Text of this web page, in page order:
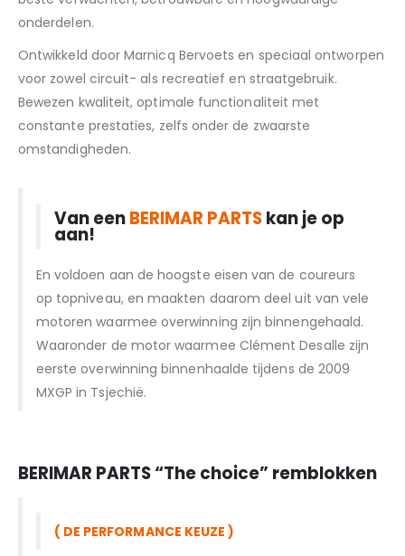
onderdelen.
Ontwikkeld door Marnicq Bervoets en speciaal ontworpen
voor zowel circuit- als recreatief en straatgebruik.
Bewezen kwaliteit, optimale functionaliteit met
constante prestaties, zelfs onder de zwaarste
omstandigheden.
Van een BERIMAR PARTSkan je op
aan!
En voldoen aan de hoogste eisen van de coureurs
op topniveau, en maakten daarom deel uit van vele
motoren waarmee overwinning zijn binnengehaald.
Waaronder de motor waarmee Clément Desalle zijn
eerste overwinning binnenhaalde tijdens de 2009
MXGP in Tsjechië.
BERIMAR PARTS “The choice” remblokken
( DE PERFORMANCE KEUZE )